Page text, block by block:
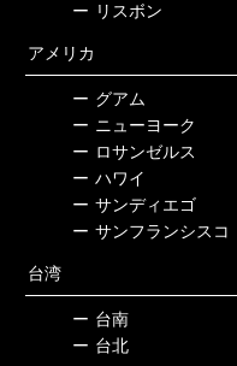
ー リスボン
アメリカ
ー グアム
ー ニューヨーク
ー ロサンゼルス
ー ハワイ
ー サンディエゴ
ー サンフランシスコ
台湾
ー 台南
ー 台北